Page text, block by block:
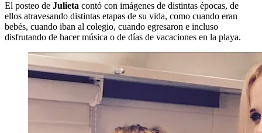
El posteo de Julieta contó con imágenes de distintas épocas, de
ellos atravesando distintas etapas de su vida, como cuando eran
bebés, cuando iban al colegio, cuando egresaron e incluso
disfrutando de hacer música o de días de vacaciones en la playa.